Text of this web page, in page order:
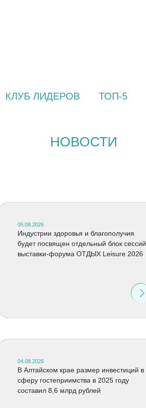
КЛУБ ЛИДЕРОВ ТОП-5
НОВОСТИ
05.08.2026
Индустрии здоровья и благополучия
будет посвящен отдельный блок сессий
выставки-форума ОТДЫХ Leisure 2026
04.08.2026
В Алтайском крае размер инвестиций в
сферу гостеприимства в 2025 году
составил 8,6 млрд рублей